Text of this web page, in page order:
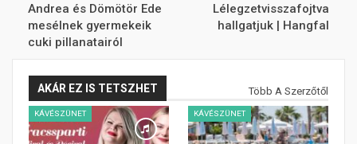
Andrea és Dömötör Ede
mesélnek gyermekeik
cuki pillanatairól
Lélegzetvisszafojtva
hallgatjuk | Hangfal
AKÁR EZ IS TETSZHET Több A Szerzőtől
KÁVÉSZÜNET KÁVÉSZÜNET